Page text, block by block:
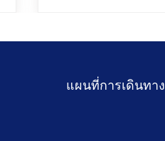
แผนที่การเดินทาง